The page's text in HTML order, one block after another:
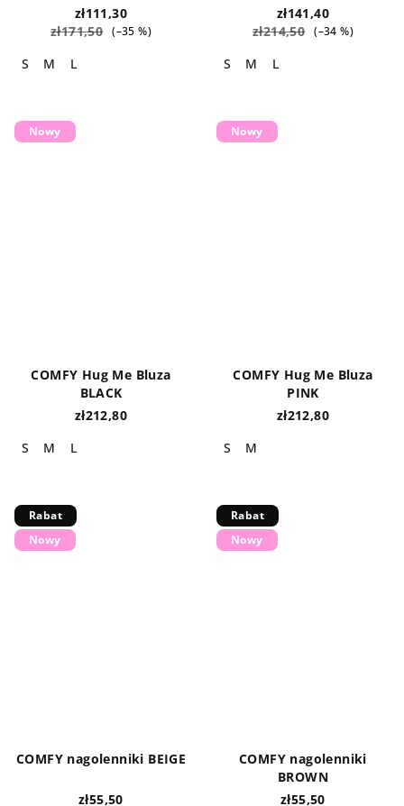
zł111,30
zł171,50 (–35 %)
S M L
zł141,40
zł214,50 (–34 %)
S M L
Nowy
COMFY Hug Me Bluza
BLACK
zł212,80
S
M L
Nowy
COMFY Hug Me Bluza
PINK
zł212,80
S
M
Rabat
Nowy
COMFY nagolenniki BEIGE
zł55,50
Rabat
Nowy
COMFY nagolenniki
BROWN
zł55,50